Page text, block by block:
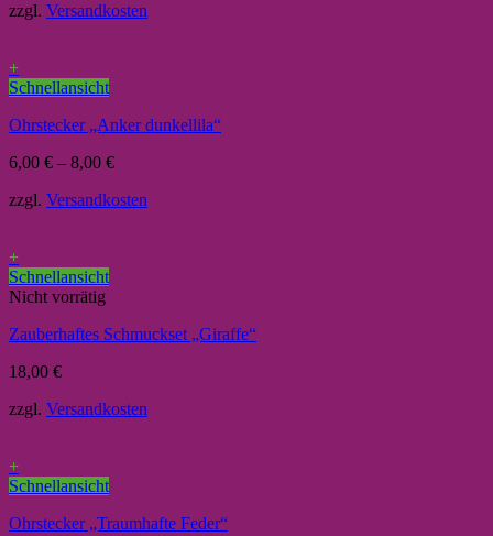
zzgl. Versandkosten
+
Schnellansicht
Ohrstecker „Anker dunkellila“
6,00 € – 8,00 €
zzgl. Versandkosten
+
Schnellansicht
Nicht vorrätig
Zauberhaftes Schmuckset „Giraffe“
18,00 €
zzgl. Versandkosten
+
Schnellansicht
Ohrstecker „Traumhafte Feder“